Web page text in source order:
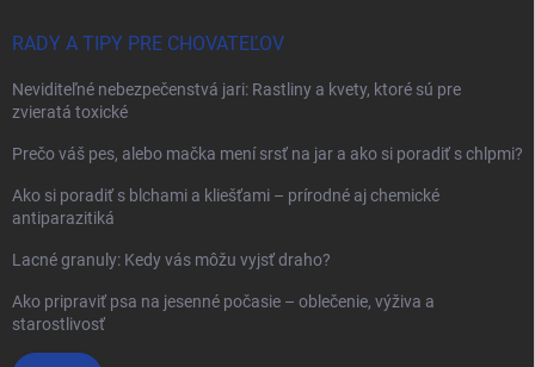
RADY A TIPY PRE CHOVATEĽOV
Neviditeľné nebezpečenstvá jari: Rastliny a kvety, ktoré sú pre
zvieratá toxické
Prečo váš pes, alebo mačka mení srsť na jar a ako si poradiť s chlpmi?
Ako si poradiť s blchami a kliešťami – prírodné aj chemické
antiparazitiká
Lacné granuly: Kedy vás môžu vyjsť draho?
Ako pripraviť psa na jesenné počasie – oblečenie, výživa a
starostlivosť